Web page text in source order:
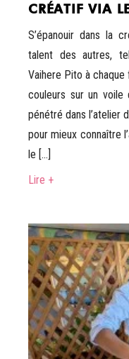
CRÉATIF VIA
S’épanouir dans la
talent des autres,
Vaihere Pito à chaque
couleurs sur un
pénétré dans l’atelier
pour mieux connaître
le […]
Lire +